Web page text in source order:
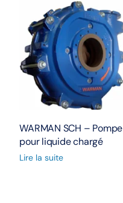
WARMAN SCH – Pompe
pour liquide chargé
Lire la suite